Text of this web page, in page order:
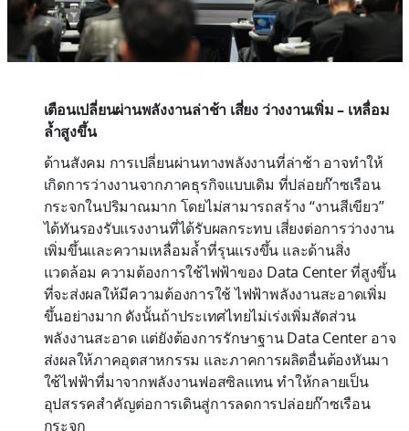
เตือนเปลี่ยนผ่านพลังงานล่าช้า เสี่ยง ว่างงานเพิ่ม – เหลื่อม
ล้ำสูงขึ้น
ด้านสังคม การเปลี่ยนผ่านทางพลังงานที่ล่าช้า อาจทำให้
เกิดการว่างงานจากภาคธุรกิจแบบเดิม ที่ปล่อยก๊าซเรือน
กระจกในปริมาณมาก โดยไม่สามารถสร้าง “งานสีเขียว”
ได้ทันรองรับแรงงานที่ได้รับผลกระทบ เสี่ยงต่อการว่างงาน
เพิ่มขึ้นและความเหลื่อมล้ำที่รุนแรงขึ้น และด้านสิ่ง
แวดล้อม ความต้องการใช้ไฟฟ้าของ Data Center ที่สูงขึ้น
ที่จะส่งผลให้มีความต้องการใช้ ไฟฟ้าพลังงานสะอาดเพิ่ม
ขึ้นอย่างมาก ดังนั้นถ้าประเทศไทยไม่เร่งเพิ่มสัดส่วน
พลังงานสะอาด แต่ยังต้องการรักษาฐาน Data Center อาจ
ส่งผลให้ภาคอุตสาหกรรม และภาคการผลิตอื่นต้องหันมา
ใช้ไฟฟ้าที่มาจากพลังงานฟอสซิลแทน ทำให้กลายเป็น
อุปสรรคสำคัญต่อการเดินสู่การลดการปล่อยก๊าซเรือน
กระจก